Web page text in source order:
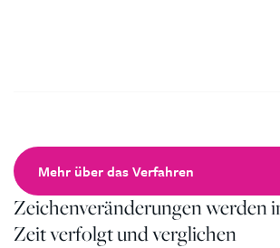
Mehr über das Verfahren
Zeichenveränderungen werden
Zeit verfolgt und verglichen